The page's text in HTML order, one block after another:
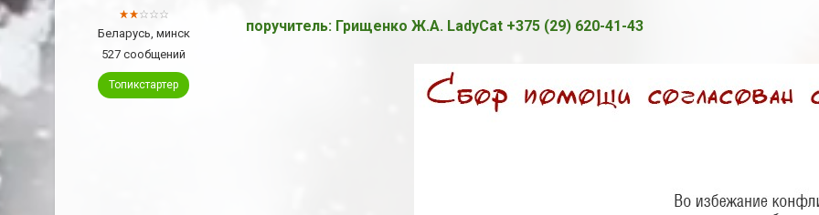
Беларусь, минск
527 сообщений
Топикстартер
поручитель: Грищенко Ж.А. LadyCat +375 (29) 620-41-43